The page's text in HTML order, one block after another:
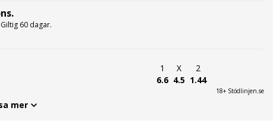
60 dagar.
1
6.6
X
4.5
2
1.44
18+ Stödlinjen.se
mer